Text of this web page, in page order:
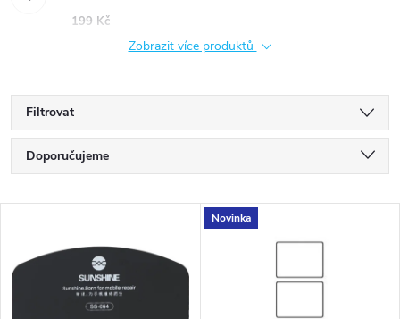
199 Kč
Zobrazit více produktů
Filtrovat
Ř
a
z
e
Doporučujeme
Nejprodávanější
Abecedně
ý
Novinka